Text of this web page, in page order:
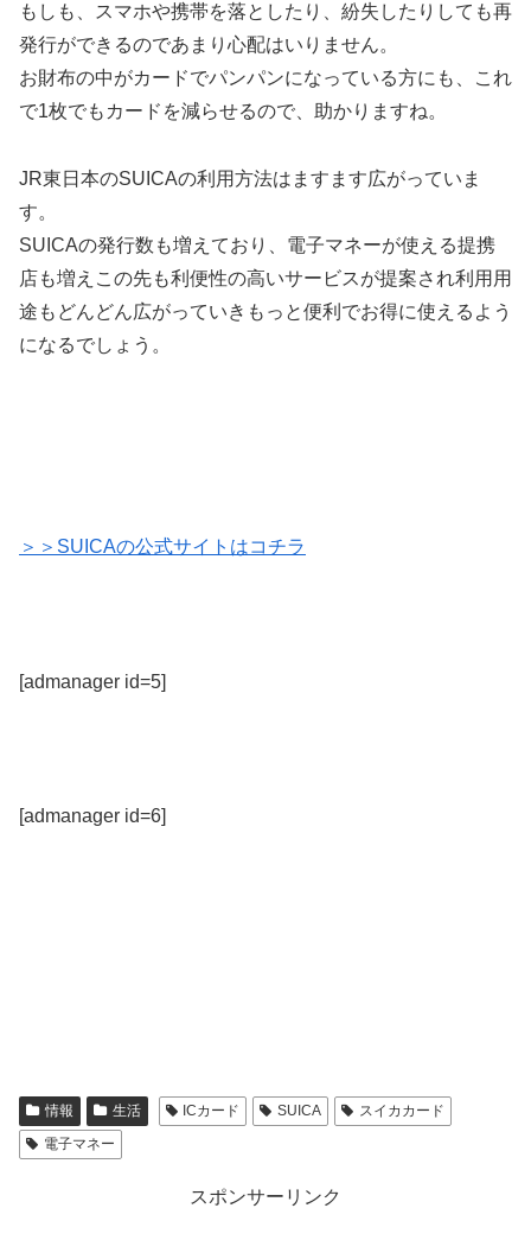
もしも、スマホや携帯を落としたり、紛失したりしても再
発行ができるのであまり心配はいりません。
お財布の中がカードでパンパンになっている方にも、これ
で1枚でもカードを減らせるので、助かりますね。
JR東日本のSUICAの利用方法はますます広がっていま
す。
SUICAの発行数も増えており、電子マネーが使える提携
店も増えこの先も利便性の高いサービスが提案され利用用
途もどんどん広がっていきもっと便利でお得に使えるよう
になるでしょう。
＞＞SUICAの公式サイトはコチラ
[admanager id=5]
[admanager id=6]
情報 生活 ICカード SUICA
スイカカード
電子マネー
スポンサーリンク